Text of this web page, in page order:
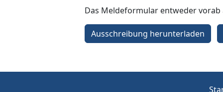
Das Meldeformular entweder
Ausschreibung herunterladen